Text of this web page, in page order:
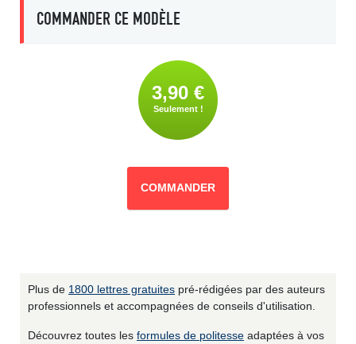
COMMANDER CE MODÈLE
3,90 €
Seulement !
COMMANDER
Plus de 1800 lettres gratuites pré-rédigées par des auteurs
professionnels et accompagnées de conseils d'utilisation.
Découvrez toutes les formules de politesse adaptées à vos